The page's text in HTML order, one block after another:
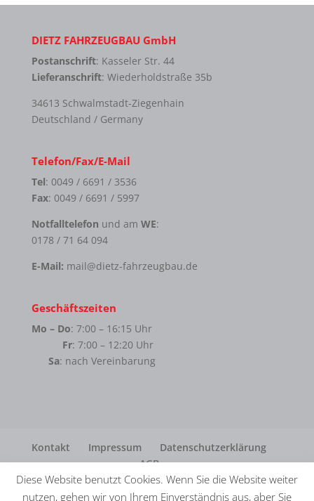
DIETZ FAHRZEUGBAU GmbH
Postanschrift: Kasseler Str. 44
Lieferanschrift: Wiederholdstraße 35b
34613 Schwalmstadt-Ziegenhain
Deutschland / Germany
Telefon/Fax/E-Mail
Tel: 0049 / 6691 / 3536
Fax: 0049 / 6691 / 5997
Notfalltelefon und am WE:
0178 / 71 64 094
E-Mail: mail@dietz-fahrzeugbau.de
Geschäftszeiten
Mo – Do: 7:00 – 16:15 Uhr
Fr: 7:00 – 12:20 Uhr
Sa: nach Vereinbarung
Kontakt Impressum
Datenschutzerklärung
AGB
Diese Website benutzt Cookies. Wenn Sie die Website weiter
nutzen, gehen wir von Ihrem Einverständnis aus, aber Sie